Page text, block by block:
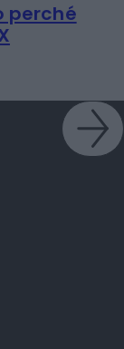
perché